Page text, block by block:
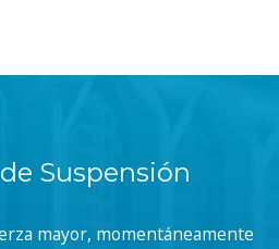
Suspensión
mayor, momentáneamente